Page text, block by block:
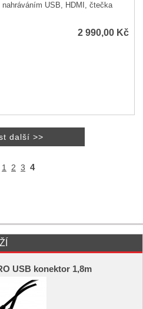
USB, HDMI, čtečka
2 990,00 Kč
1 2 3 4
USB konektor 1,8m